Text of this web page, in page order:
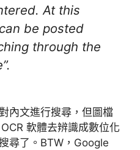
At this
be posted
through the
內文進行搜尋，但圖檔
軟體去辨識成數位化
尋了。BTW，Google